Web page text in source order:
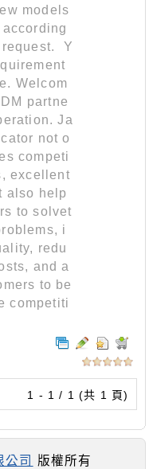
models
Y
Welcom
partne
Ja
not o
competi
excellent
also help
to solvet
i
redu
and a
to be
competiti
1 - 1 / 1 (共 1 頁)
司
版權所有